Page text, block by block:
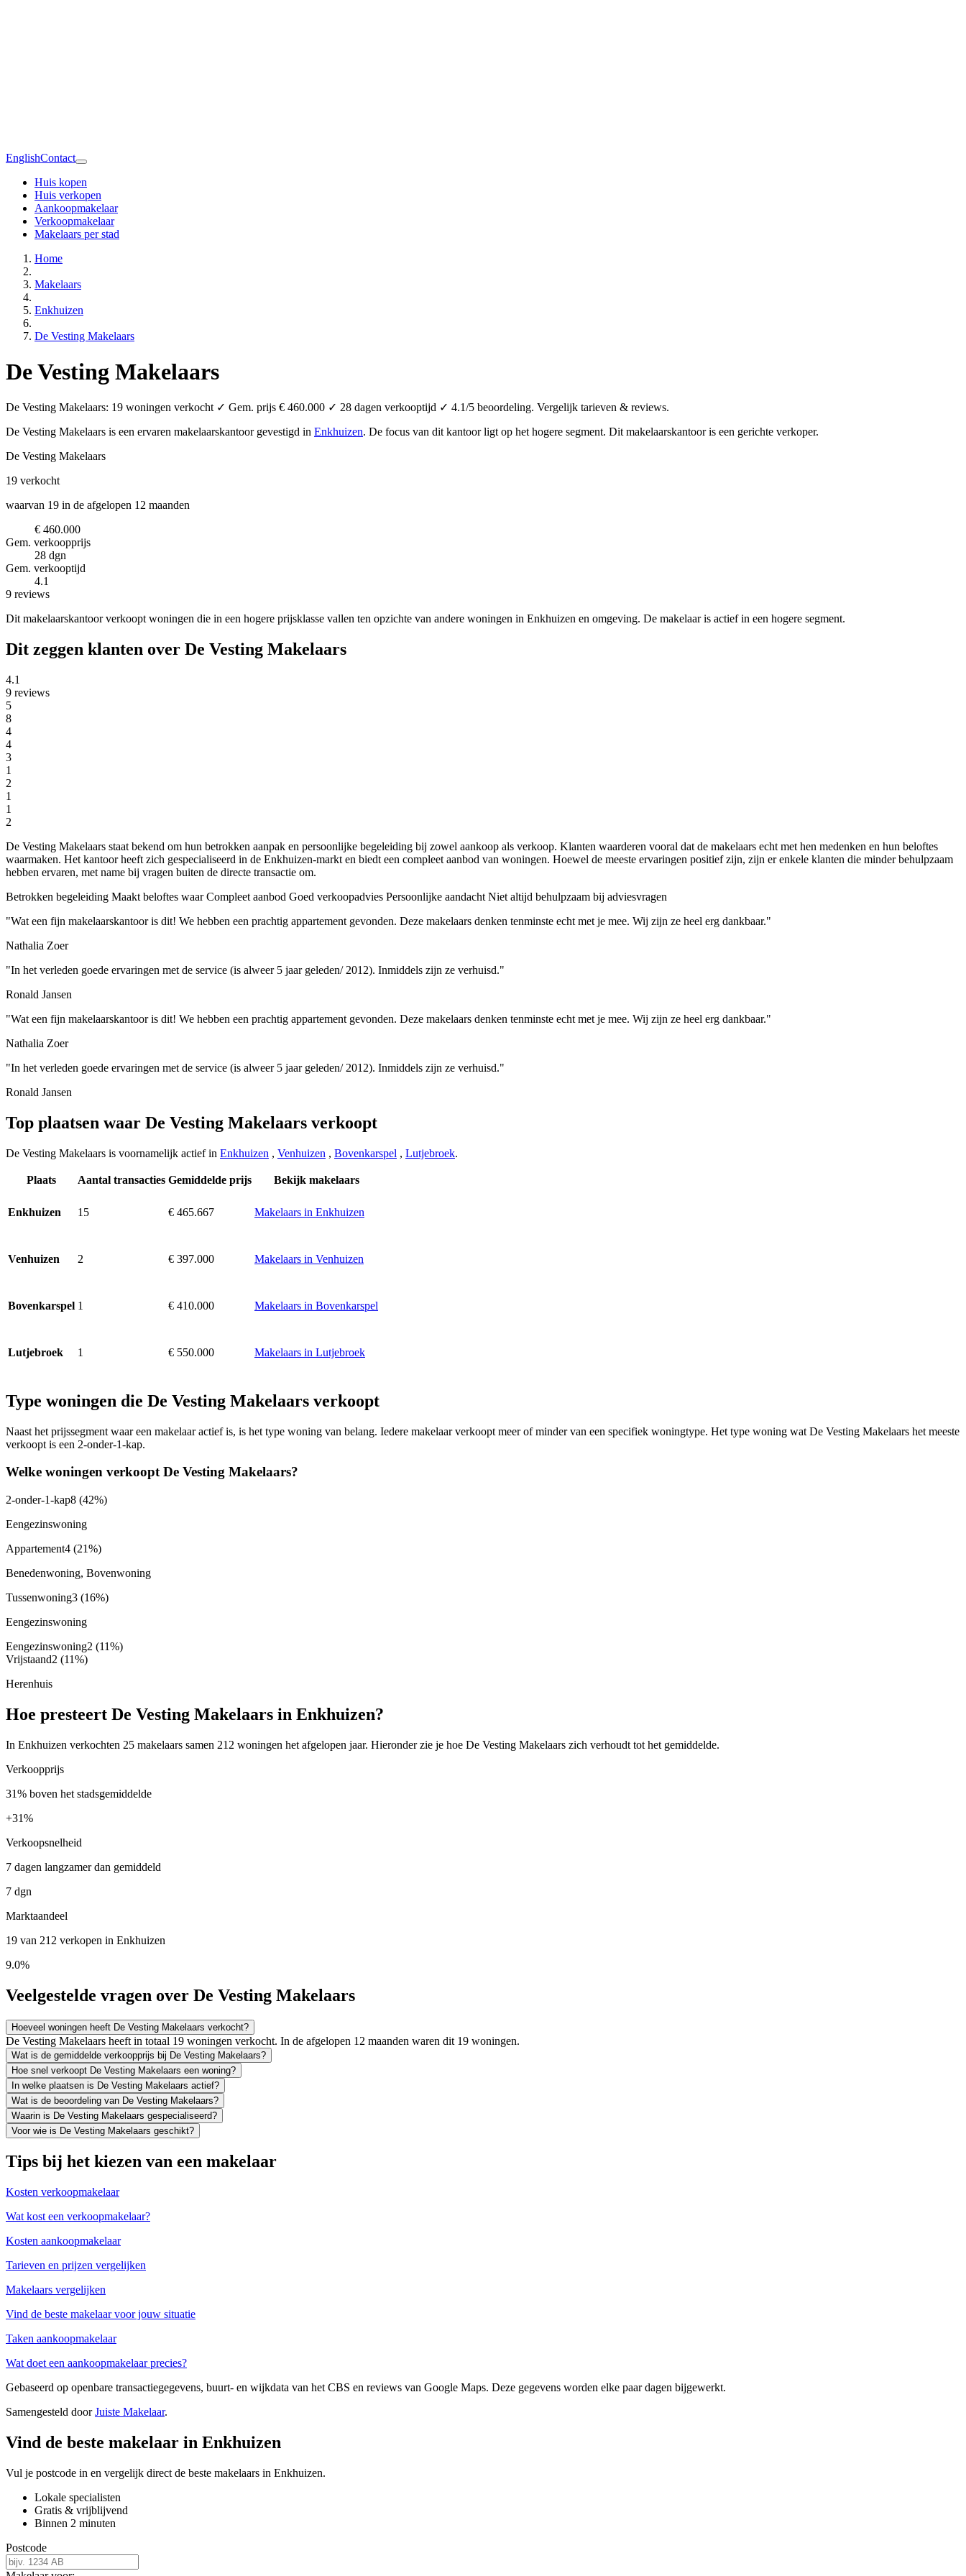
EnglishContact
Huis kopen
Huis verkopen
Aankoopmakelaar
Verkoopmakelaar
Makelaars per stad
Home
Makelaars
Enkhuizen
De Vesting Makelaars
De Vesting Makelaars
De Vesting Makelaars: 19 woningen verkocht ✓ Gem. prijs € 460.000 ✓ 28 dagen verkooptijd ✓ 4.1/5 beoordeling. Vergelijk tarieven & reviews.
De Vesting Makelaars is een ervaren makelaarskantoor gevestigd in Enkhuizen. De focus van dit kantoor ligt op het hogere segment. Dit makelaarskantoor is een gerichte verkoper.
De Vesting Makelaars
19 verkocht
waarvan 19 in de afgelopen 12 maanden
€ 460.000
Gem. verkoopprijs
28 dgn
Gem. verkooptijd
4.1
9 reviews
Dit makelaarskantoor verkoopt woningen die in een hogere prijsklasse vallen ten opzichte van andere woningen in Enkhuizen en omgeving. De makelaar is actief in een hogere segment.
Dit zeggen klanten over De Vesting Makelaars
4.1
9 reviews
5
8
4
4
3
1
2
1
1
2
De Vesting Makelaars staat bekend om hun betrokken aanpak en persoonlijke begeleiding bij zowel aankoop als verkoop. Klanten waarderen vooral dat de makelaars echt met hen medenken en hun beloftes
waarmaken. Het kantoor heeft zich gespecialiseerd in de Enkhuizen-markt en biedt een compleet aanbod van woningen. Hoewel de meeste ervaringen positief zijn, zijn er enkele klanten die minder behulpzaam
hebben ervaren, met name bij vragen buiten de directe transactie om.
Betrokken begeleiding Maakt beloftes waarCompleet aanbod Goed verkoopadvies Persoonlijke aandacht Niet altijd behulpzaam bij adviesvragen
"Wat een fijn makelaarskantoor is dit! We hebben een prachtig appartement gevonden. Deze makelaars denken tenminste echt met je mee. Wij zijn ze heel erg dankbaar."
Nathalia Zoer
"In het verleden goede ervaringen met de service (is alweer 5 jaar geleden/ 2012). Inmiddels zijn ze verhuisd."
Ronald Jansen
"Wat een fijn makelaarskantoor is dit! We hebben een prachtig appartement gevonden. Deze makelaars denken tenminste echt met je mee. Wij zijn ze heel erg dankbaar."
Nathalia Zoer
"In het verleden goede ervaringen met de service (is alweer 5 jaar geleden/ 2012). Inmiddels zijn ze verhuisd."
Ronald Jansen
Top plaatsen waar De Vesting Makelaars verkoopt
De Vesting Makelaars is voornamelijk actief in Enkhuizen , Venhuizen , Bovenkarspel , Lutjebroek.
Plaats Aantal transacties Gemiddelde prijs Bekijk makelaars
Enkhuizen 15 € 465.667 Makelaars in Enkhuizen
Venhuizen 2 € 397.000 Makelaars in Venhuizen
Bovenkarspel 1 € 410.000 Makelaars in Bovenkarspel
Lutjebroek 1 € 550.000 Makelaars in Lutjebroek
Type woningen die De Vesting Makelaars verkoopt
Naast het prijssegment waar een makelaar actief is, is het type woning van belang. Iedere makelaar verkoopt meer of minder van een specifiek woningtype. Het type woning wat De Vesting Makelaars het meeste
verkoopt is een 2-onder-1-kap.
Welke woningen verkoopt De Vesting Makelaars?
2-onder-1-kap8 (42%)
Eengezinswoning
Appartement4 (21%)
Benedenwoning, Bovenwoning
Tussenwoning3 (16%)
Eengezinswoning
Eengezinswoning2 (11%)
Vrijstaand2 (11%)
Herenhuis
Hoe presteert De Vesting Makelaars in Enkhuizen?
In Enkhuizen verkochten 25 makelaars samen 212 woningen het afgelopen jaar. Hieronder zie je hoe De Vesting Makelaars zich verhoudt tot het gemiddelde.
Verkoopprijs
31% boven het stadsgemiddelde
+31%
Verkoopsnelheid
7 dagen langzamer dan gemiddeld
7 dgn
Marktaandeel
19 van 212 verkopen in Enkhuizen
9.0%
Veelgestelde vragen over De Vesting Makelaars
Hoeveel woningen heeft De Vesting Makelaars verkocht?
De Vesting Makelaars heeft in totaal 19 woningen verkocht. In de afgelopen 12 maanden waren dit 19 woningen.
Wat is de gemiddelde verkoopprijs bij De Vesting Makelaars?
Hoe snel verkoopt De Vesting Makelaars een woning?
In welke plaatsen is De Vesting Makelaars actief?
Wat is de beoordeling van De Vesting Makelaars?
Waarin is De Vesting Makelaars gespecialiseerd?
Voor wie is De Vesting Makelaars geschikt?
Tips bij het kiezen van een makelaar
Kosten verkoopmakelaar
Wat kost een verkoopmakelaar?
Kosten aankoopmakelaar
Tarieven en prijzen vergelijken
Makelaars vergelijken
Vind de beste makelaar voor jouw situatie
Taken aankoopmakelaar
Wat doet een aankoopmakelaar precies?
Gebaseerd op openbare transactiegegevens, buurt- en wijkdata van het CBS en reviews van Google Maps. Deze gegevens worden elke paar dagen bijgewerkt.
Samengesteld doorJuiste Makelaar.
Vind de beste makelaar in Enkhuizen
Vul je postcode in en vergelijk direct de beste makelaars in Enkhuizen.
Lokale specialisten
Gratis & vrijblijvend
Binnen 2 minuten
Postcode